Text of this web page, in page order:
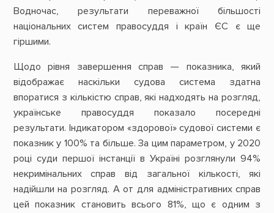
Водночас, результати переважної більшості
національних систем правосуддя і країн ЄС є ще
гіршими.
Щодо рівня завершення справ — показника, який
відображає наскільки судова система здатна
впоратися з кількістю справ, які надходять на розгляд,
українське правосуддя показало посередні
результати. Індикатором «здорової» судової системи є
показник у 100% та більше. За цим параметром, у 2020
році суди першої інстанції в Україні розглянули 94%
некримінальних справ від загальної кількості, які
надійшли на розгляд. А от для адміністративних справ
цей показник становить всього 81%, що є одним з